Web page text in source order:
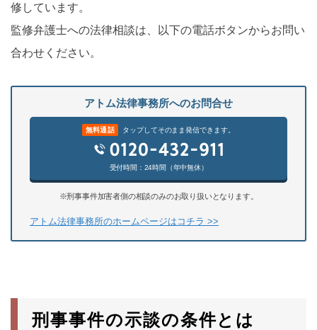
修しています。
監修弁護士への法律相談は、以下の電話ボタンからお問い
合わせください。
アトム法律事務所へのお問合せ
無料通話 タップしてそのまま発信できます。
受付時間：24時間（年中無休）
※刑事事件加害者側の相談のみのお取り扱いとなります。
アトム法律事務所のホームページはコチラ >>
刑事事件の示談の条件とは